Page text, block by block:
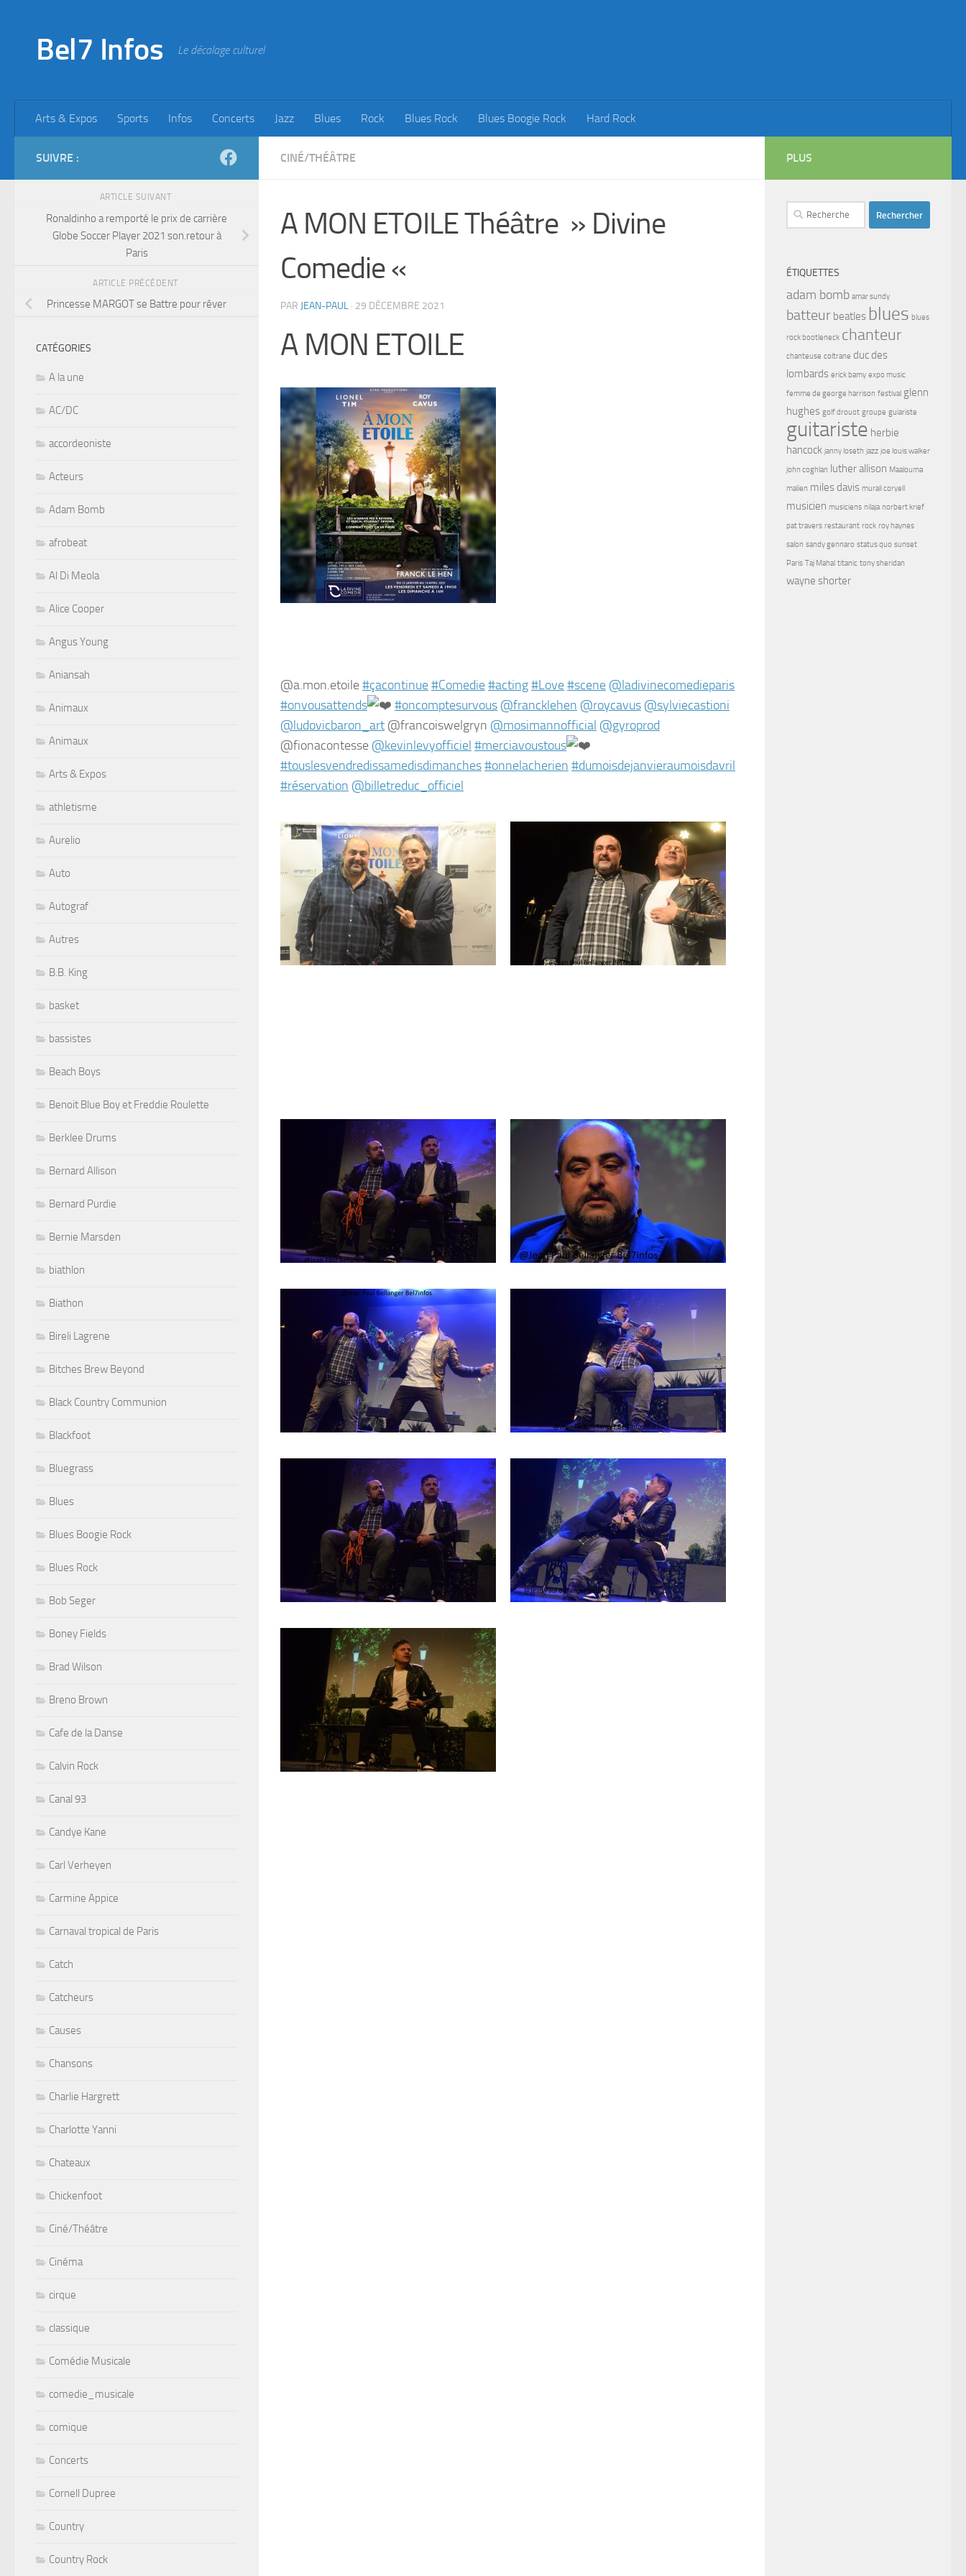
Bel7 Infos Le décalage culturel
Arts & Expos Sports Infos Concerts Jazz Blues Rock Blues Rock Blues Boogie Rock Hard Rock
CINÉ/THÉÂTRE
A MON ETOILE Théâtre » Divine
Comedie «
PAR JEAN-PAUL · 29 DÉCEMBRE 2021
A MON ETOILE
@a.mon.etoile#çacontinue#Comedie#acting#Love#scene @ladivinecomedieparis
#onvousattends
#oncomptesurvous @francklehen @roycavus @sylviecastioni
@ludovicbaron_art @francoiswelgryn @mosimannofficial @gyroprod
@fionacontesse @kevinlevyofficiel #merciavoustous
#touslesvendredissamedisdimanches#onnelacherien #dumoisdejanvieraumoisdavril
#réservation @billetreduc_officiel
SUIVRE :
ARTICLE SUIVANT
Ronaldinho a remporté le prix de carrière
Globe Soccer Player 2021 son.retour à
Paris
ARTICLE PRÉCÉDENT
Princesse MARGOT se Battre pour rêver
CATÉGORIES
A la une
AC/DC
accordeoniste
Acteurs
Adam Bomb
afrobeat
Al Di Meola
Alice Cooper
Angus Young
Aniansah
Animaux
Animaux
Arts & Expos
athletisme
Aurelio
Auto
Autograf
Autres
B.B. King
basket
bassistes
Beach Boys
Benoit Blue Boy et Freddie Roulette
Berklee Drums
Bernard Allison
Bernard Purdie
Bernie Marsden
biathlon
Biathon
Bireli Lagrene
Bitches Brew Beyond
Black Country Communion
Blackfoot
Bluegrass
Blues
Blues Boogie Rock
Blues Rock
Bob Seger
Boney Fields
Brad Wilson
Breno Brown
Cafe de la Danse
Calvin Rock
Canal 93
Candye Kane
Carl Verheyen
Carmine Appice
Carnaval tropical de Paris
Catch
Catcheurs
Causes
Chansons
Charlie Hargrett
Charlotte Yanni
Chateaux
Chickenfoot
Ciné/Théâtre
Cinéma
cirque
classique
Comédie Musicale
comedie_musicale
comique
Concerts
Cornell Dupree
Country
Country Rock
PLUS
Rechercher :
ÉTIQUETTES
adam bomb amar sundy
batteur beatles blues blues
rock bootleneck chanteur
chanteuse coltrane duc des
lombards erick bamy expo music
femme de george harrison festival glenn
hughes golf drouot groupe guiariste
guitariste herbie
hancock janny loseth jazz joe louis walker
john coghlan luther allison Maalouma
malien miles davis murali coryell
musicien musiciens nilaja norbert krief
pat travers restaurant rock roy haynes
salon sandy gennaro status quo sunset
Paris Taj Mahal titanic tony sheridan
wayne shorter